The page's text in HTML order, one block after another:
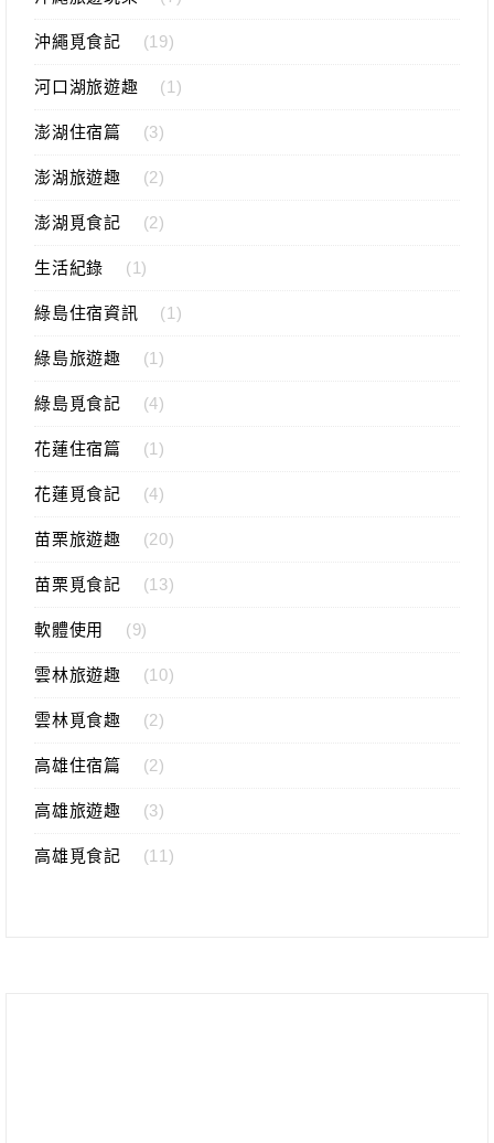
沖繩覓食記 (19)
河口湖旅遊趣 (1)
澎湖住宿篇 (3)
澎湖旅遊趣 (2)
澎湖覓食記 (2)
生活紀錄 (1)
綠島住宿資訊 (1)
綠島旅遊趣 (1)
綠島覓食記 (4)
花蓮住宿篇 (1)
花蓮覓食記 (4)
苗栗旅遊趣 (20)
苗栗覓食記 (13)
軟體使用 (9)
雲林旅遊趣 (10)
雲林覓食趣 (2)
高雄住宿篇 (2)
高雄旅遊趣 (3)
高雄覓食記 (11)